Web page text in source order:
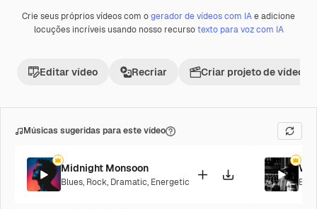
Crie seus próprios vídeos com ogerador de vídeos com IAe adicione
locuções incríveis usando nosso recursotexto para voz com IA
Editar vídeo Recriar Criar projeto de vídeo
Músicas sugeridas para este vídeo
Midnight Monsoon
Blues, Rock, Dramatic, Energetic